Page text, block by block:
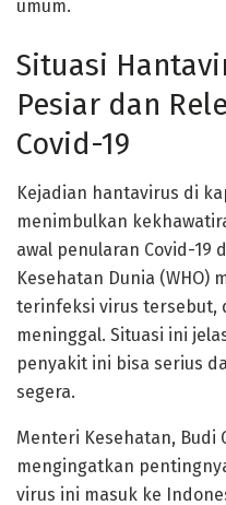
umum.
Situasi
Pesiar dan
Covid-19
Kejadian hantavirus di
menimbulkan
awal penularan Covid-19
Kesehatan Dunia (WHO)
terinfeksi virus tersebut,
meninggal. Situasi ini
penyakit ini bisa serius
segera.
Menteri Kesehatan, Budi
mengingatkan
virus ini masuk ke